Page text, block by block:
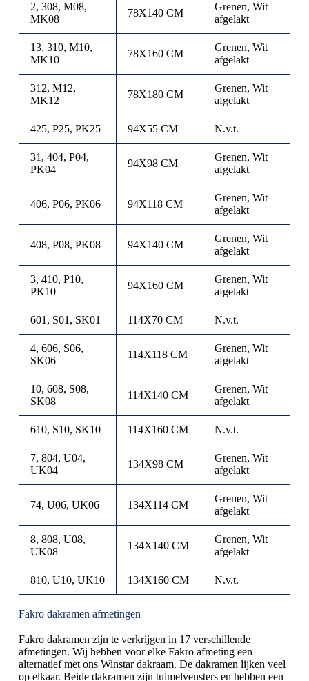
2, 308, M08,
MK08
78X140 CM
Grenen, Wit
afgelakt
13, 310, M10,
MK10
78X160 CM
Grenen, Wit
afgelakt
312, M12,
MK12
78X180 CM
Grenen, Wit
afgelakt
425, P25, PK25 94X55 CM N.v.t.
31, 404, P04,
PK04
94X98 CM
Grenen, Wit
afgelakt
406, P06, PK06 94X118 CM
Grenen, Wit
afgelakt
408, P08, PK08 94X140 CM
Grenen, Wit
afgelakt
3, 410, P10,
PK10
94X160 CM
Grenen, Wit
afgelakt
601, S01, SK01 114X70 CM N.v.t.
4, 606, S06,
SK06
114X118 CM
Grenen, Wit
afgelakt
10, 608, S08,
SK08
114X140 CM
Grenen, Wit
afgelakt
610, S10, SK10 114X160 CM N.v.t.
7, 804, U04,
UK04
134X98 CM
Grenen, Wit
afgelakt
74, U06, UK06 134X114 CM
Grenen, Wit
afgelakt
8, 808, U08,
UK08
134X140 CM
Grenen, Wit
afgelakt
810, U10, UK10 134X160 CM N.v.t.
Fakro dakramen afmetingen
Fakro dakramen zijn te verkrijgen in 17 verschillende
afmetingen. Wij hebben voor elke Fakro afmeting een
alternatief met ons Winstar dakraam. De dakramen lijken veel
op elkaar. Beide dakramen zijn tuimelvensters en hebben een